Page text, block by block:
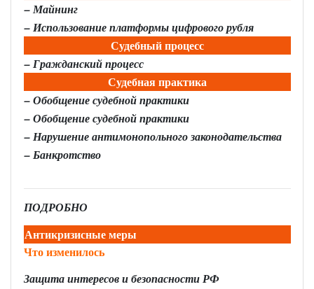
–Майнинг
–Использование платформы цифрового рубля
Судебный процесс
–Гражданский процесс
Судебная практика
–Обобщение судебной практики
–Обобщение судебной практики
–Нарушение антимонопольного законодательства
–Банкротство
ПОДРОБНО
Антикризисные меры
Что изменилось
Защита интересов и безопасности РФ